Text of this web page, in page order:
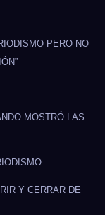
PERO NO
MOSTRÓ LAS
Y CERRAR DE